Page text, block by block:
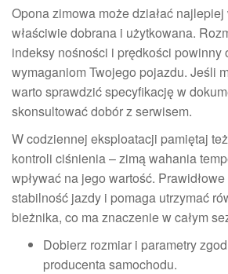
Opona zimowa może działać
właściwie dobrana i użytkowana.
indeksy nośności i prędkości powinny
wymaganiom Twojego pojazdu. Jeśli
warto sprawdzić specyfikację w
skonsultować dobór z serwisem.
W codziennej eksploatacji pamiętaj
kontroli ciśnienia – zimą wahania
wpływać na jego wartość.
stabilność jazdy i pomaga utrzymać
bieżnika, co ma znaczenie w całym
Dobierz rozmiar i parametry
producenta samochodu.